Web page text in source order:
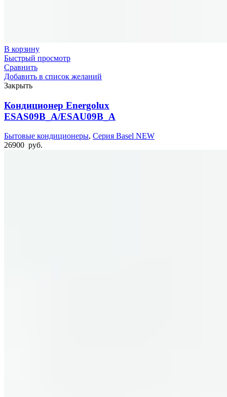
В корзину
Быстрый просмотр
Сравнить
Добавить в список желаний
Закрыть
Кондиционер Energolux
ESAS09B_A/ESAU09B_A
Бытовые кондиционеры, Серия Basel NEW
26900 руб.